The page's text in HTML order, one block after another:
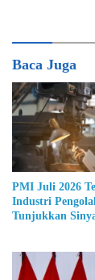
Baca Juga
PMI Juli 2026
Industri
Tunjukkan